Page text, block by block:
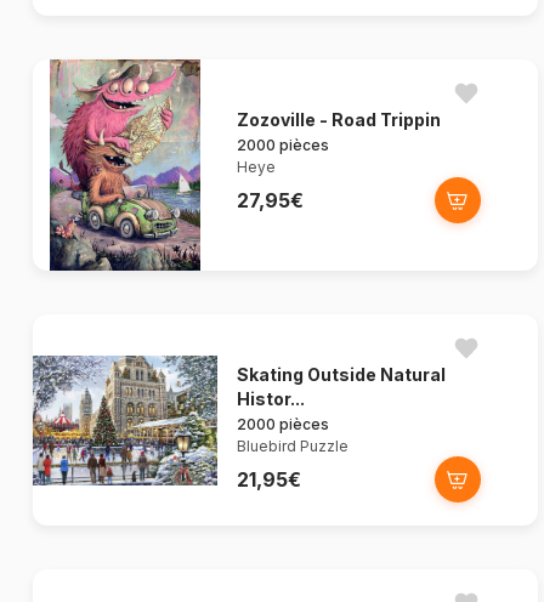
Zozoville - Road Trippin
2000 pièces
Heye
27,95€
Skating Outside Natural
Histor...
2000 pièces
Bluebird Puzzle
21,95€